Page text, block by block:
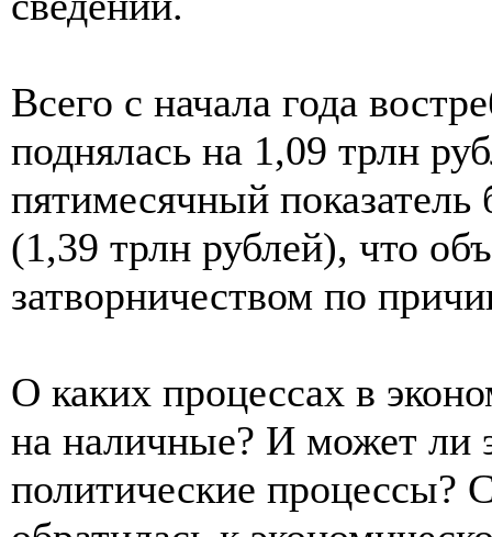
Всего с начала года
поднялась на 1,09 трлн
пятимесячный
(1,39 трлн рублей), что
затворничеством по
О каких процессах в
на наличные? И может ли
политические